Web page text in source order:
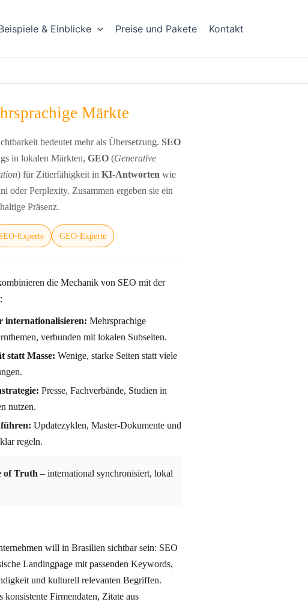
& Einblicke Preise und Pakete Kontakt
Märkte
bedeutet mehr als Übersetzung. SEO
in lokalen Märkten,GEO (Generative
) für Zitierfähigkeit inKI-Antworten wie
oder Perplexity. Zusammen ergeben sie ein
Präsenz.
Experte GEO-Experte
die Mechanik von SEO mit der
internationalisieren: Mehrsprachige
verbunden mit lokalen Subseiten.
statt Masse: Wenige, starke Seiten statt viele
Presse, Fachverbände, Studien in
nutzen.
Updatezyklen, Master-Dokumente und
regeln.
of Truth – international synchronisiert, lokal
will in Brasilien sichtbar sein: SEO
Landingpage mit passenden Keywords,
Begriffen.
konsistente Firmendaten, Zitate aus